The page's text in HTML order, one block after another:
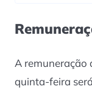
A remuneração
quinta-feira